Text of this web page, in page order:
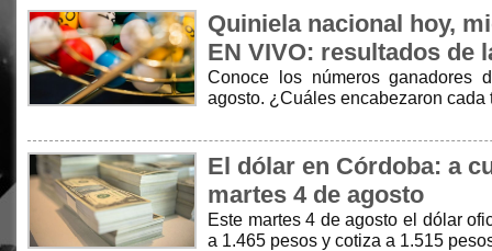
Quiniela nacional hoy,
EN VIVO: resultados de
Conoce los números ganadores
agosto. ¿Cuáles encabezaron cada
El dólar en Córdoba: a
martes 4 de agosto
Este martes 4 de agosto el dólar
a 1.465 pesos y cotiza a 1.515